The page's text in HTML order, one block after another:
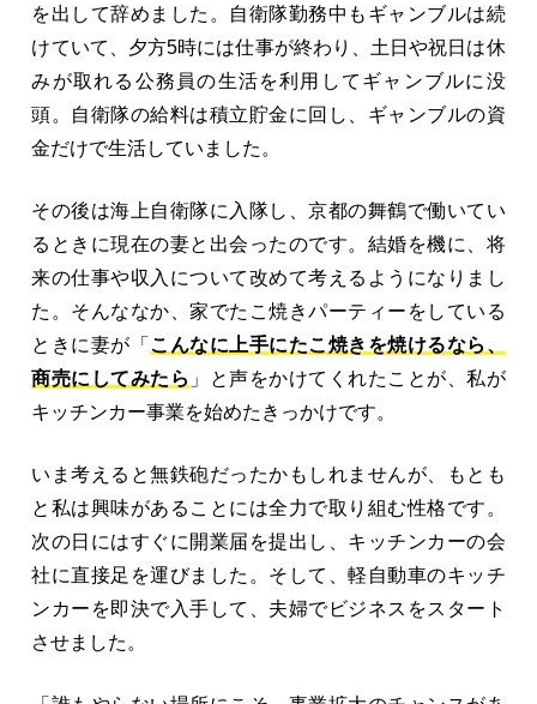
を出して辞めました。自衛隊勤務中もギャンブルは続
けていて、夕方5時には仕事が終わり、土日や祝日は休
みが取れる公務員の生活を利用してギャンブルに没
頭。自衛隊の給料は積立貯金に回し、ギャンブルの資
金だけで生活していました。
その後は海上自衛隊に入隊し、京都の舞鶴で働いてい
るときに現在の妻と出会ったのです。結婚を機に、将
来の仕事や収入について改めて考えるようになりまし
た。そんななか、家でたこ焼きパーティーをしている
ときに妻が「 こんなに上手にたこ焼きを焼けるなら、
商売にしてみたら 」と声をかけてくれたことが、私が
キッチンカー事業を始めたきっかけです。
いま考えると無鉄砲だったかもしれませんが、もとも
と私は興味があることには全力で取り組む性格です。
次の日にはすぐに開業届を提出し、キッチンカーの会
社に直接足を運びました。そして、軽自動車のキッチ
ンカーを即決で入手して、夫婦でビジネスをスタート
させました。